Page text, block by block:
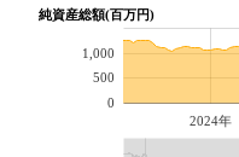
純資産総額(百万円)
2024年
0
500
1,000